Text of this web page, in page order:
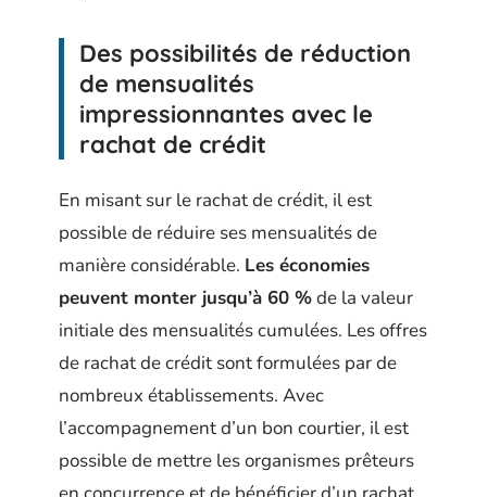
Des possibilités de réduction
de mensualités
impressionnantes avec le
rachat de crédit
En misant sur le rachat de crédit, il est
possible de réduire ses mensualités de
manière considérable. Les économies
peuvent monter jusqu’à 60 %de la valeur
initiale des mensualités cumulées. Les offres
de rachat de crédit sont formulées par de
nombreux établissements. Avec
l’accompagnement d’un bon courtier, il est
possible de mettre les organismes prêteurs